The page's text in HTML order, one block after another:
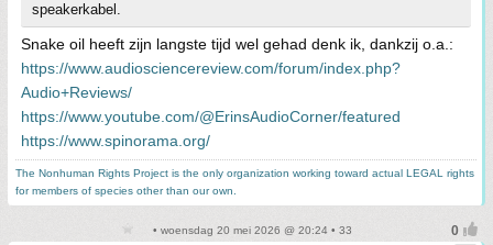
speakerkabel.
Snake oil heeft zijn langste tijd wel gehad denk ik, dankzij o.a.:
https://www.audiosciencereview.com/forum/index.php?
Audio+Reviews/
https://www.youtube.com/@ErinsAudioCorner/featured
https://www.spinorama.org/
The Nonhuman Rights Project is the only organization working toward actual LEGAL rights
for members of species other than our own.
• woensdag 20 mei 2026 @ 20:24 • 33